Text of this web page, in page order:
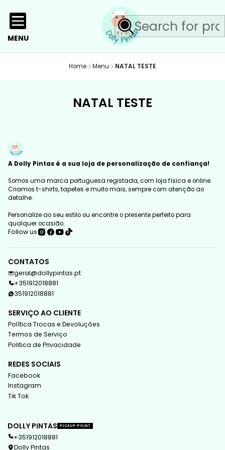
MENU
Home Menu NATAL TESTE
NATAL TESTE
A Dolly Pintas é a sua loja de personalização de confiança!
Somos uma marca portuguesa registada, com loja física e online.
Criamos t-shirts, tapetes e muito mais, sempre com atenção ao
detalhe.
Personalize ao seu estilo ou encontre o presente perfeito para
qualquer ocasião.
Follow us
CONTATOS
geral@dollypintas.pt
+351912018881
351912018881
SERVIÇO AO CLIENTE
Política Trocas e Devoluções
Termos de Serviço
Politica de Privacidade
REDES SOCIAIS
Facebook
Instagram
Tik Tok
DOLLY PINTAS PICKUP POINT
+351912018881
Dolly Pintas